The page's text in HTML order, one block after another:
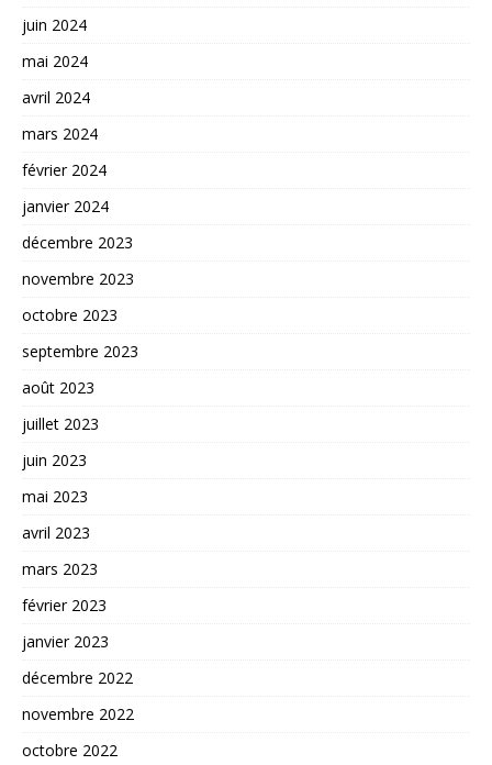
juin 2024
mai 2024
avril 2024
mars 2024
février 2024
janvier 2024
décembre 2023
novembre 2023
octobre 2023
septembre 2023
août 2023
juillet 2023
juin 2023
mai 2023
avril 2023
mars 2023
février 2023
janvier 2023
décembre 2022
novembre 2022
octobre 2022